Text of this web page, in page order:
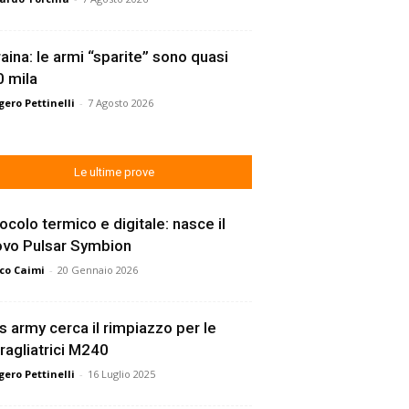
le armi “sparite” sono quasi
mila
Pettinelli - 7 Agosto 2026
Le ultime prove
termico e digitale: nasce il
Pulsar Symbion
Caimi - 20 Gennaio 2026
army cerca il rimpiazzo per le
M240
Pettinelli - 16 Luglio 2025